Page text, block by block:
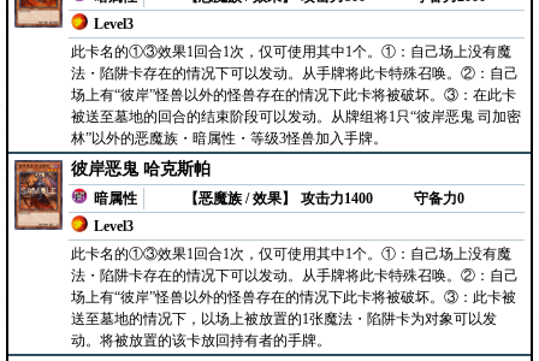
Level3
此卡名的①③效果1回合1次，仅可使用其中1个。①：自己场上没有魔
法・陷阱卡存在的情况下可以发动。从手牌将此卡特殊召唤。②：自己
场上有“彼岸”怪兽以外的怪兽存在的情况下此卡将被破坏。③：在此卡
被送至墓地的回合的结束阶段可以发动。从牌组将1只“彼岸恶鬼 司加密
林”以外的恶魔族・暗属性・等级3怪兽加入手牌。
彼岸恶鬼 哈克斯帕
暗属性
【恶魔族 / 效果】
Level3
攻击力1400 守备力0
此卡名的①③效果1回合1次，仅可使用其中1个。①：自己场上没有魔
法・陷阱卡存在的情况下可以发动。从手牌将此卡特殊召唤。②：自己
场上有“彼岸”怪兽以外的怪兽存在的情况下此卡将被破坏。③：此卡被
送至墓地的情况下，以场上被放置的1张魔法・陷阱卡为对象可以发
动。将被放置的该卡放回持有者的手牌。